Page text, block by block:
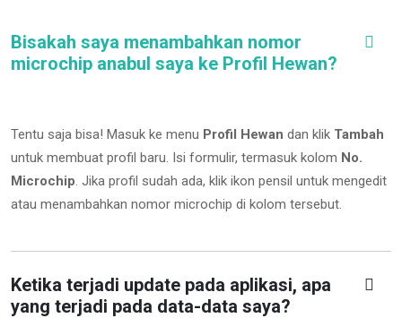
Bisakah saya menambahkan nomor
microchip anabul saya ke Profil Hewan?
Tentu saja bisa! Masuk ke menu Profil Hewan dan klik Tambah
untuk membuat profil baru. Isi formulir, termasuk kolom No.
Microchip. Jika profil sudah ada, klik ikon pensil untuk mengedit
atau menambahkan nomor microchip di kolom tersebut.
Ketika terjadi update pada aplikasi, apa
yang terjadi pada data-data saya?